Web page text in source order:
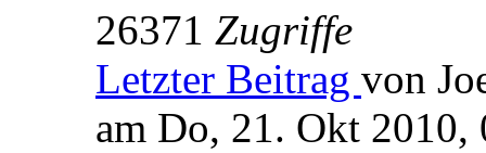
26371 Zugriffe
Letzter Beitrag von
am Do, 21. Okt 2010,